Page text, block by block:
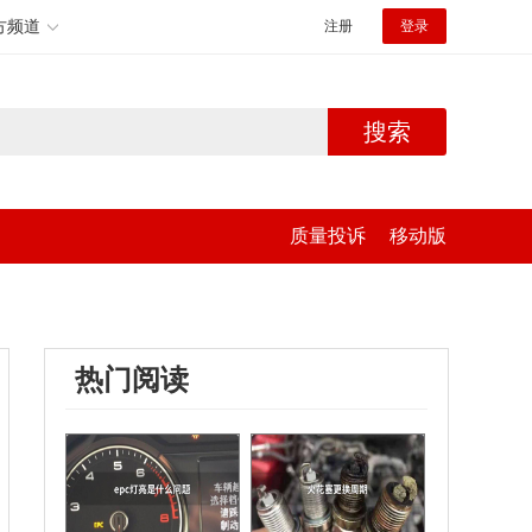
频道 注册 登录
搜索
质量投诉 移动版
热门阅读